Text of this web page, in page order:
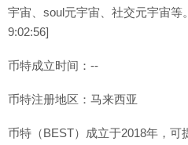
宇宙、soul元宇宙、社交元宇宙等
9:02:56]
币特成立时间：--
币特注册地区：马来西亚
币特（BEST）成立于2018年，可